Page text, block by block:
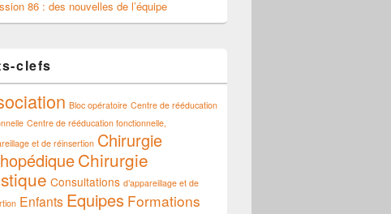
86 : des nouvelles de l’équipe
clefs
Bloc opératoire Centre de rééducation
Centre de rééducation fonctionnelle,
et de réinsertion Chirurgie
Chirurgie
Consultations d’appareillage et de
Enfants Equipes Formations